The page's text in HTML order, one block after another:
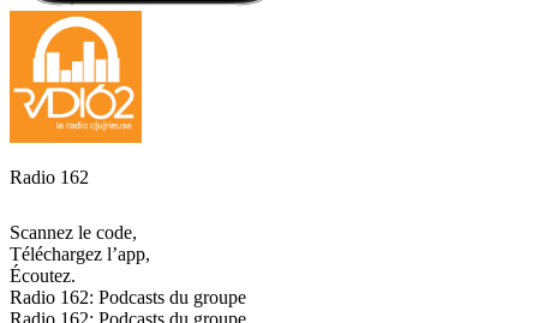
Radio 162
Scannez le code,
Téléchargez l’app,
Écoutez.
Radio 162: Podcasts du groupe
Radio 162: Podcasts du groupe